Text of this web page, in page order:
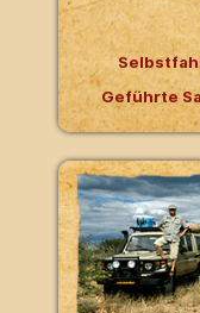
Geführte